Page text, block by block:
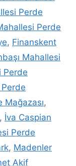
Perde
Perde
, Finanskent
Mahallesi
Perde
Mağazası,
, İva Caspian
Perde
, Madenler
Akif